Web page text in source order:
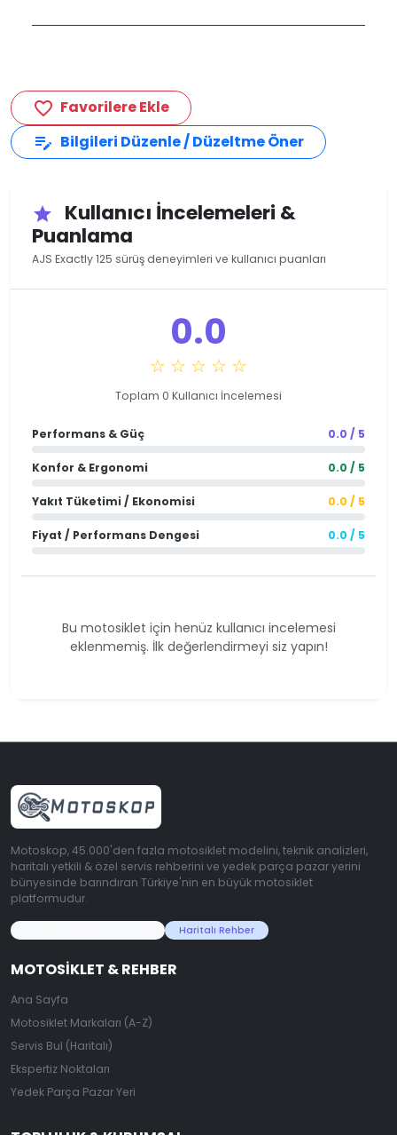
favorite_border Favorilere Ekle
edit_note Bilgileri Düzenle / Düzeltme Öner
star
Kullanıcı İncelemeleri &
Puanlama
AJS Exactly 125 sürüş deneyimleri ve kullanıcı puanları
0.0
☆ ☆ ☆ ☆ ☆
Toplam 0 Kullanıcı İncelemesi
Performans & Güç 0.0 / 5
Konfor & Ergonomi 0.0 / 5
Yakıt Tüketimi / Ekonomisi 0.0 / 5
Fiyat / Performans Dengesi 0.0 / 5
Bu motosiklet için henüz kullanıcı incelemesi
eklenmemiş. İlk değerlendirmeyi siz yapın!
Motoskop, 45.000'den fazla motosiklet modelini, teknik analizleri,
haritalı yetkili & özel servis rehberini ve yedek parça pazar yerini
bünyesinde barındıran Türkiye'nin en büyük motosiklet
platformudur.
Haritalı Rehber
MOTOSIKLET & REHBER
Ana Sayfa
Motosiklet Markaları (A-Z)
Servis Bul (Haritalı)
Ekspertiz Noktaları
Yedek Parça Pazar Yeri